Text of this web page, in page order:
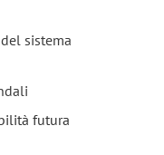
sistema
futura